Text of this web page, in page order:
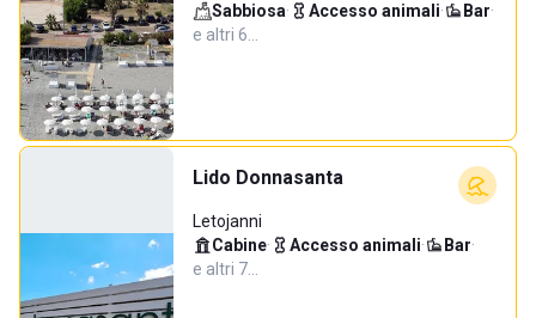
Sabbiosa· Accesso animali· Bar·
e altri 6…
Lido Donnasanta
Letojanni
Cabine· Accesso animali· Bar·
e altri 7…